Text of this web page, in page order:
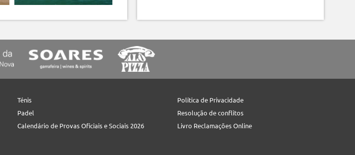
Ténis
Padel
Calendário de Provas Oficiais e Sociais 2026
Política de Privacidade
Resolução de conflitos
Livro Reclamações Online